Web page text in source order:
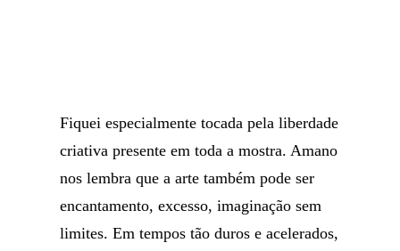
Fiquei especialmente tocada pela liberdade
criativa presente em toda a mostra. Amano
nos lembra que a arte também pode ser
encantamento, excesso, imaginação sem
limites. Em tempos tão duros e acelerados,